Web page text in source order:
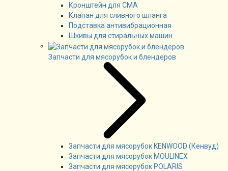
Кронштейн для СМА
Клапан для сливного шланга
Подставка антивибрационная
Шкивы для стиральных машин
Запчасти для мясорубок и блендеров
Запчасти для мясорубок KENWOOD (Кенвуд)
Запчасти для мясорубок MOULINEX
Запчасти для мясорубок POLARIS